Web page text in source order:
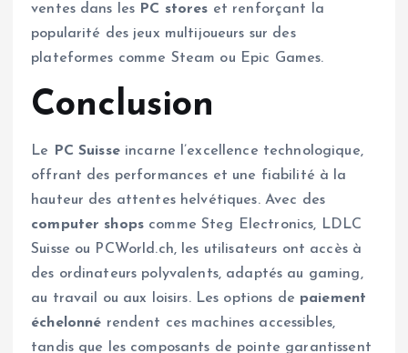
ventes dans les PC stores et renforçant la
popularité des jeux multijoueurs sur des
plateformes comme Steam ou Epic Games.
Conclusion
Le PC Suisseincarne l’excellence technologique,
offrant des performances et une fiabilité à la
hauteur des attentes helvétiques. Avec des
computer shops comme Steg Electronics, LDLC
Suisse ou PCWorld.ch, les utilisateurs ont accès à
des ordinateurs polyvalents, adaptés au gaming,
au travail ou aux loisirs. Les options de paiement
échelonné rendent ces machines accessibles,
tandis que les composants de pointe garantissent